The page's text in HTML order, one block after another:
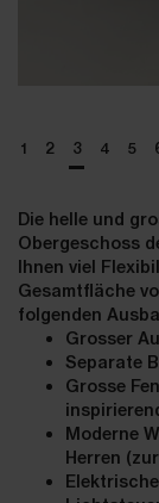
1 2 3 4 5
Die helle und
Obergeschoss
Ihnen viel
Gesamtfläche
folgenden
Grosser
Separate
Grosse
Moderne
Herren